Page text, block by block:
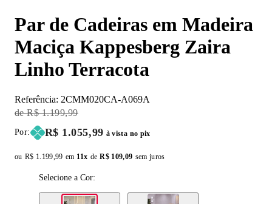
Par de Cadeiras em Madeira
Maciça Kappesberg Zaira
Linho Terracota
Referência: 2CMM020CA-A069A
Original Price:
R$ 1.199,99
Por: Price:
R$ 1.055,99 à vista no pix
ou Original price:
R$ 1.199,99 em 11x de Installment price:
R$ 109,09 sem juros
Selecione a Cor: